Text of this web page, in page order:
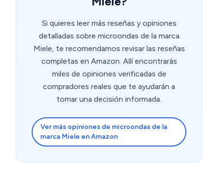
Si quieres leer más reseñas y opiniones
detalladas sobre microondas de la marca
Miele, te recomendamos revisar las reseñas
completas en Amazon. Allí encontrarás
miles de opiniones verificadas de
compradores reales que te ayudarán a
tomar una decisión informada.
Ver más opiniones de microondas de la
marca Miele en Amazon